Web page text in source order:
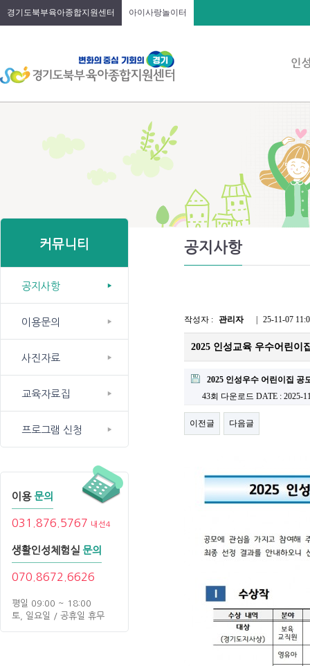
경기도북부육아종합지원센터 아이사랑놀이터
커뮤니티
공지사항
이용문의
사진자료
교육자료집
프로그램 신청
이용 문의
031.876.5767 내선4
생활인성체험실 문의
070.8672.6626
평일 09:00 ~ 18:00
토, 일요일 / 공휴일 휴무
공지사항
작성자 : 관리자 25-11-07
2025 인성교육 우수어린이
2025 인성우수 어린이집 공
43회 다운로드 DATE : 2025-
이전글 다음글